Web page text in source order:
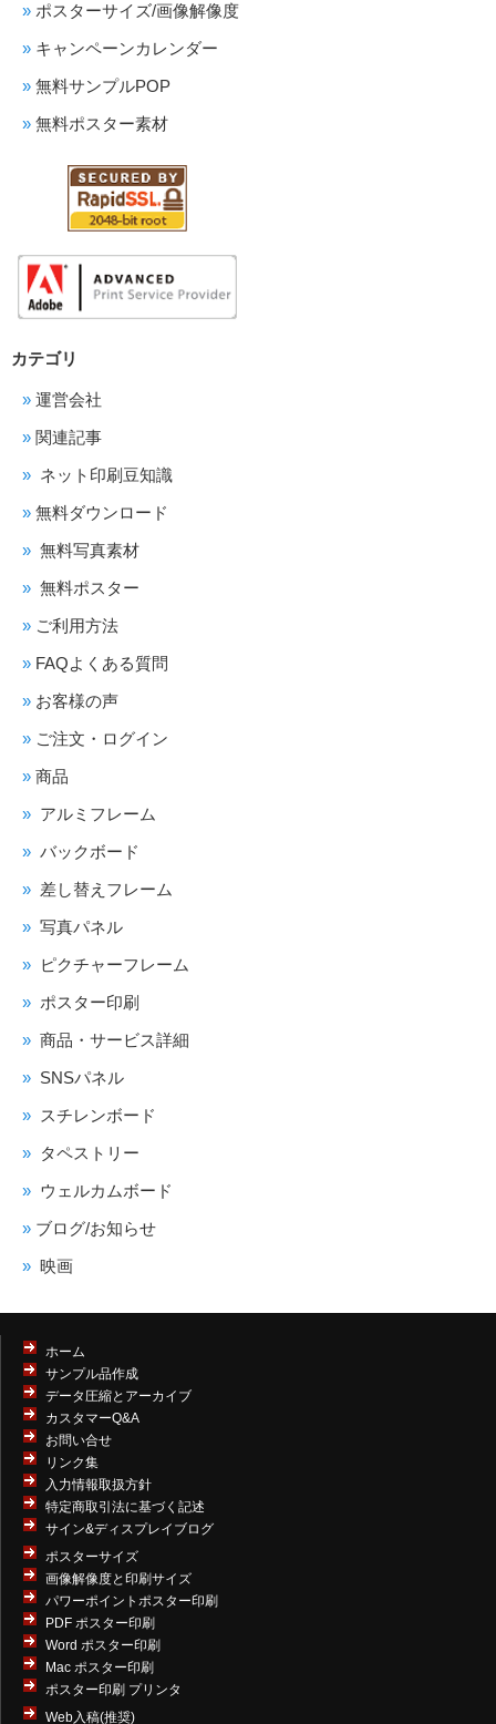
ポスターサイズ/画像解像度
キャンペーンカレンダー
無料サンプルPOP
無料ポスター素材
カテゴリ
運営会社
関連記事
ネット印刷豆知識
無料ダウンロード
無料写真素材
無料ポスター
ご利用方法
FAQよくある質問
お客様の声
ご注文・ログイン
商品
アルミフレーム
バックボード
差し替えフレーム
写真パネル
ピクチャーフレーム
ポスター印刷
商品・サービス詳細
SNSパネル
スチレンボード
タペストリー
ウェルカムボード
ブログ/お知らせ
映画
ホーム
サンプル品作成
データ圧縮とアーカイブ
カスタマーQ&A
お問い合せ
リンク集
入力情報取扱方針
特定商取引法に基づく記述
サイン&ディスプレイブログ
ポスターサイズ
画像解像度と印刷サイズ
パワーポイントポスター印刷
PDF ポスター印刷
Word ポスター印刷
Mac ポスター印刷
ポスター印刷 プリンタ
Web入稿(推奨)